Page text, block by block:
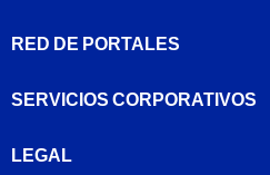
RED DE PORTALES
SERVICIOS CORPORATIVOS
LEGAL